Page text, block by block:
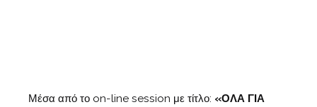
Μέσα από το on-line session με τίτλο: «ΟΛΑ ΓΙΑ